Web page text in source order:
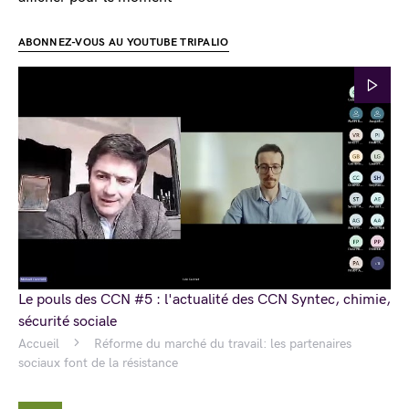
Accueil
Réforme du marché du travail: les partenaires
sociaux font de la résistance
ABONNEZ-VOUS AU YOUTUBE TRIPALIO
Le pouls des CCN #5 : l'actualité des CCN Syntec, chimie,
sécurité sociale